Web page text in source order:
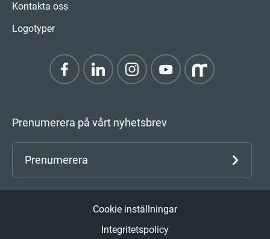
Kontakta oss
Logotyper
Prenumerera på vårt nyhetsbrev
Prenumerera
Cookie inställningar
Integritetspolicy